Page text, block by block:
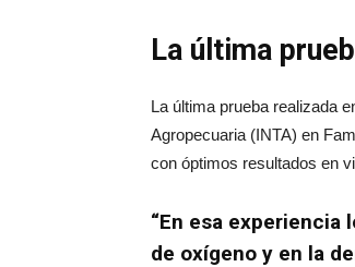
La última
La última prueba realizada
Agropecuaria (INTA) en
con óptimos resultados en
“En esa experiencia
de oxígeno y en la